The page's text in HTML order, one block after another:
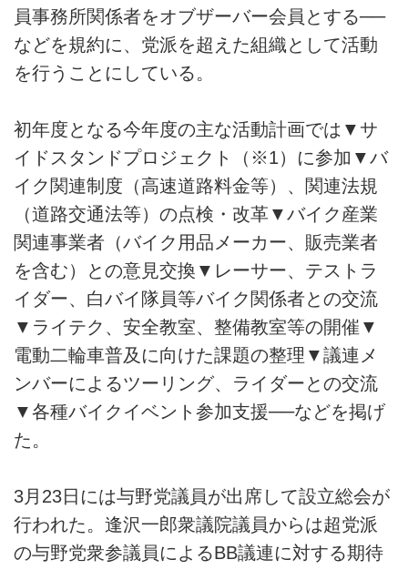
員事務所関係者をオブザーバー会員とする──
などを規約に、党派を超えた組織として活動
を行うことにしている。
初年度となる今年度の主な活動計画では▼サ
イドスタンドプロジェクト（※1）に参加▼バ
イク関連制度（高速道路料金等）、関連法規
（道路交通法等）の点検・改革▼バイク産業
関連事業者（バイク用品メーカー、販売業者
を含む）との意見交換▼レーサー、テストラ
イダー、白バイ隊員等バイク関係者との交流
▼ライテク、安全教室、整備教室等の開催▼
電動二輪車普及に向けた課題の整理▼議連メ
ンバーによるツーリング、ライダーとの交流
▼各種バイクイベント参加支援──などを掲げ
た。
3月23日には与野党議員が出席して設立総会が
行われた。逢沢一郎衆議院議員からは超党派
の与野党衆参議員によるBB議連に対する期待